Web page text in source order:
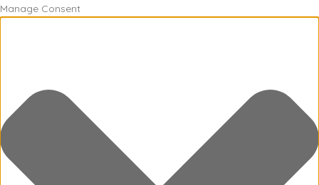
Manage Consent